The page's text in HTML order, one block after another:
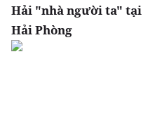
Hải "nhà người ta" tại
Hải Phòng